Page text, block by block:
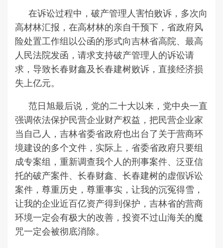
在诉讼过程中，破产管理人害怕败诉，多次向
高材林汇报，在高材林的亲自干预下，省政府风
险处置工作组以公函的形式向吉林省高院、最高
人民法院发函，请求支持破产管理人的诉讼请
求，导致长春财鑫及长春建树败诉，直接经济损
失上亿元。
范日旭最后说，党的二十大以来，党中央一直
强调依法保护民营企业财产权益，把民营企业家
当自己人，吉林省委省政府也出台了关于营商环
境建设的多个文件，实际上，省委省政府只要组
成专案组，重新调查我个人的刑事案件、泛亚信
托的破产案件、长春财鑫、长春建树的虚假诉讼
案件，尊重历史，尊重事实，让我的沉冤得雪，
让我的企业近百亿资产得到保护，吉林省的营商
环境一定会有极大的改善，投资不过山海关的魔
咒一定会被彻底消除。